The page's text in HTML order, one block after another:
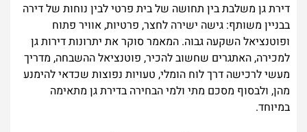
דירת גן משלבת בין תחושה של בית פרטי לבין נוחות של דירה
בבניין משותף: גישה ישירה לחצר, פרטיות, אוויר פתוח
ופוטנציאל השקעה גבוה. המאמר סוקר את יתרונות דירות גן
למכירה, האתגרים שחשוב להכיר, פוטנציאל ההשבחה, מדריך
מעשי לרכישה דרך לוח הומלי, טעויות נפוצות שכדאי להימנע
מהן, ולבסוף מסכם מתי ולמי הבחירה בדירת גן מתאימה
במיוחד.